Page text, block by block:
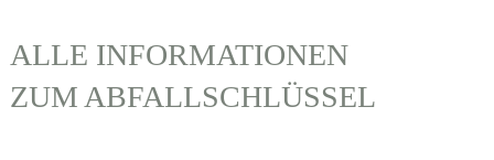
ALLE INFORMATIONEN
ZUM ABFALLSCHLÜSSEL